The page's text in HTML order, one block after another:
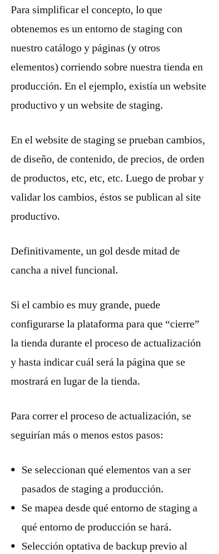
Para simplificar el concepto, lo que
obtenemos es un entorno de staging con
nuestro catálogo y páginas (y otros
elementos) corriendo sobre nuestra tienda en
producción. En el ejemplo, existía un website
productivo y un website de staging.
En el website de staging se prueban cambios,
de diseño, de contenido, de precios, de orden
de productos, etc, etc, etc. Luego de probar y
validar los cambios, éstos se publican al site
productivo.
Definitivamente, un gol desde mitad de
cancha a nivel funcional.
Si el cambio es muy grande, puede
configurarse la plataforma para que “cierre”
la tienda durante el proceso de actualización
y hasta indicar cuál será la página que se
mostrará en lugar de la tienda.
Para correr el proceso de actualización, se
seguirían más o menos estos pasos:
Se seleccionan qué elementos van a ser
pasados de staging a producción.
Se mapea desde qué entorno de staging a
qué entorno de producción se hará.
Selección optativa de backup previo al